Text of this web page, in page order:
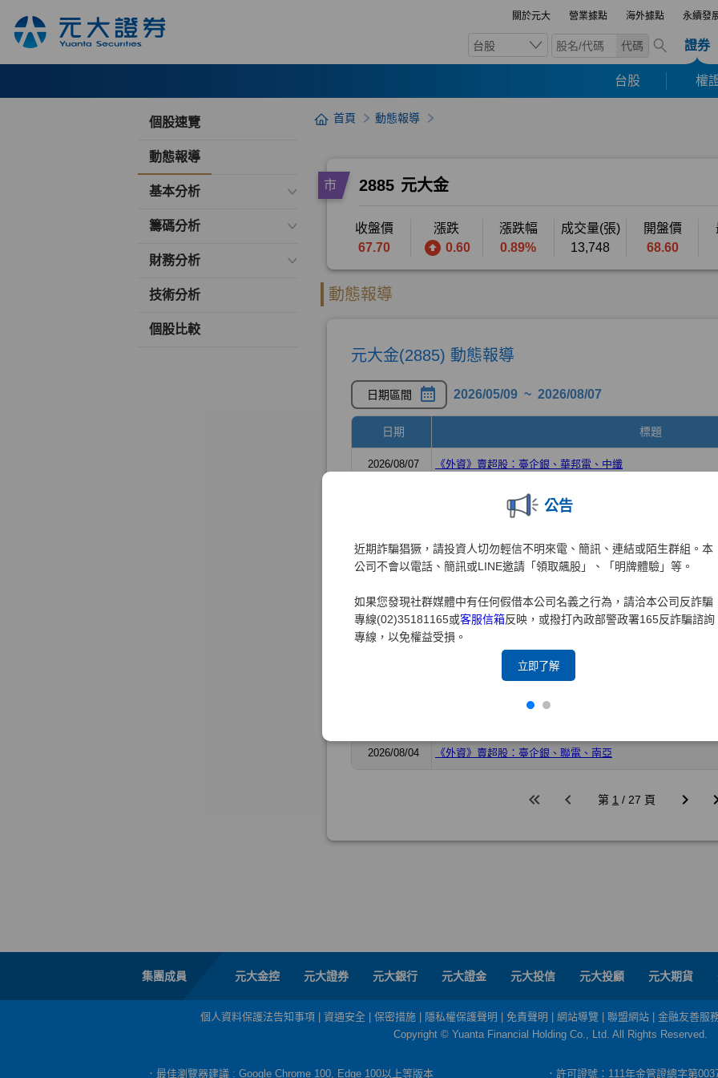
關於元大 營業據點 海外據點 永續發
台股 代碼 證券
台股 權
公告
近期詐騙猖獗，請投資人切勿輕信不明來電、簡訊、連結或陌生群組。本
公司不會以電話、簡訊或LINE邀請「領取飆股」、「明牌體驗」等。
如果您發現社群媒體中有任何假借本公司名義之行為，請洽本公司反詐騙
專線(02)35181165或客服信箱反映，或撥打內政部警政署165反詐騙諮詢
專線，以免權益受損。
立即了解
個股速覽
動態報導
基本分析
籌碼分析
財務分析
技術分析
個股比較
首頁 動態報導
集團成員 元大金控 元大證券 元大銀行 元大證金 元大投信 元大投顧 元大期貨
個人資料保護法告知事項 資通安全 保密措施 隱私權保護聲明 免責聲明 網站導覽 聯盟網站
金融友善服
Copyright © Yuanta Financial Holding Co., Ltd. All Rights Reserved.
．最佳瀏覽器建議 : Google Chrome 100, Edge 100以上等版本 ．許可證號：111年金管證總字第